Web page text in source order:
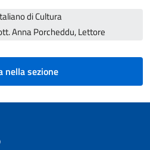
di Cultura
Anna Porcheddu, Lettore
nella sezione